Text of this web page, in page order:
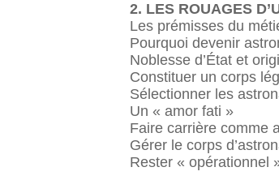
2. LES ROUAGES
Les prémisses du
Pourquoi devenir
Noblesse d’État et
Constituer un corps
Sélectionner les
Un « amor fati »
Faire carrière comme
Gérer le corps
Rester « opérationnel